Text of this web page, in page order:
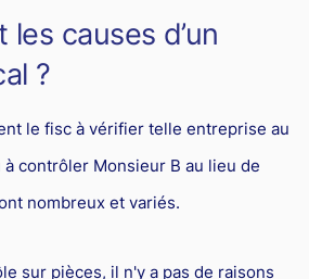
les causes d’un
?
le fisc à vérifier telle entreprise au
contrôler Monsieur B au lieu de
nombreux et variés.
sur pièces, il n'y a pas de raisons